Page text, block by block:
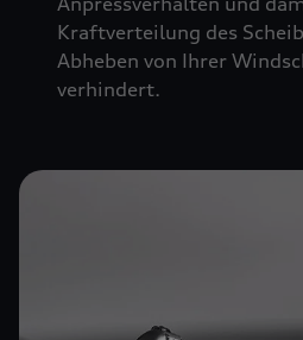
Kraftverteilung des
Abheben von Ihrer
verhindert.